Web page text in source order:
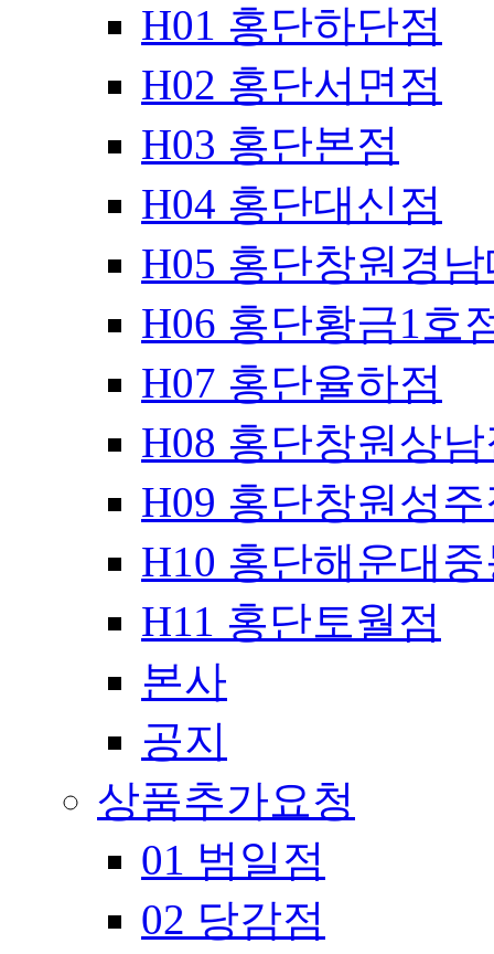
H01 홍단하단점
H02 홍단서면점
H03 홍단본점
H04 홍단대신점
H05 홍단창원경
H06 홍단황금1호
H07 홍단율하점
H08 홍단창원상
H09 홍단창원성
H10 홍단해운대
H11 홍단토월점
본사
공지
상품추가요청
01 범일점
02 당감점